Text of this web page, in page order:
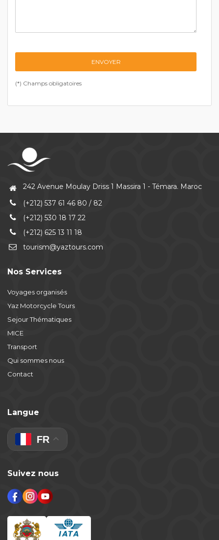
(*) Champs obligatoires
242 Avenue Moulay Driss 1 Massira 1 - Témara. Maroc
(+212) 537 61 46 80 / 82
(+212) 530 18 17 22
(+212) 625 13 11 18
tourism@yaztours.com
Nos Services
Voyages organisés
Yaz Motorcycle Tours
Sejour Thématiques
MICE
Transport
Qui sommes nous
Contact
Langue
FR
Suivez nous